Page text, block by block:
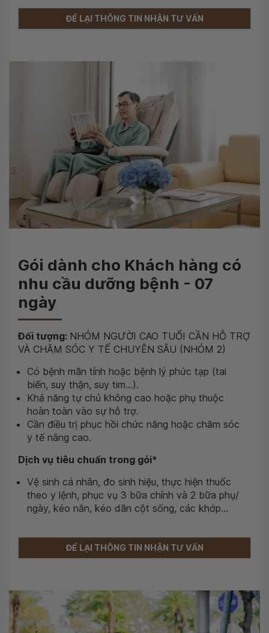
ĐỂ LẠI THÔNG TIN NHẬN TƯ VẤN
Gói dành cho Khách hàng có
nhu cầu dưỡng bệnh - 07
ngày
Đối tượng: NHÓM NGƯỜI CAO TUỔI CẦN HỖ TRỢ
VÀ CHĂM SÓC Y TẾ CHUYÊN SÂU (NHÓM 2)
Có bệnh mãn tính hoặc bệnh lý phức tạp (tai
biến, suy thận, suy tim...).
Khả năng tự chủ không cao hoặc phụ thuộc
hoàn toàn vào sự hỗ trợ.
Cần điều trị phục hồi chức năng hoặc chăm sóc
y tế nâng cao.
Dịch vụ tiêu chuẩn trong gói*
Vệ sinh cá nhân, đo sinh hiệu, thực hiện thuốc
theo y lệnh, phục vụ 3 bữa chính và 2 bữa phụ/
ngày, kéo nắn, kéo dãn cột sống, các khớp...
ĐỂ LẠI THÔNG TIN NHẬN TƯ VẤN